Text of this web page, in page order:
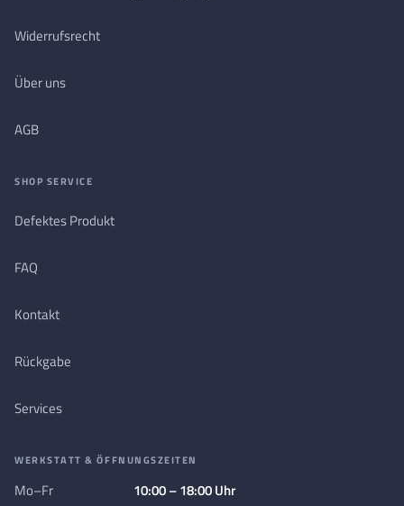
Widerrufsrecht
Über uns
AGB
SHOP SERVICE
Defektes Produkt
FAQ
Kontakt
Rückgabe
Services
WERKSTATT & ÖFFNUNGSZEITEN
Mo–Fr
10:00 – 18:00 Uhr